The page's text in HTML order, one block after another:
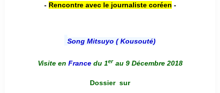
- Rencontre avec le journaliste coréen -
Song Mitsuyo ( Kousouté)
Visite en France du 1er au 9 Décembre 2018
Dossier sur